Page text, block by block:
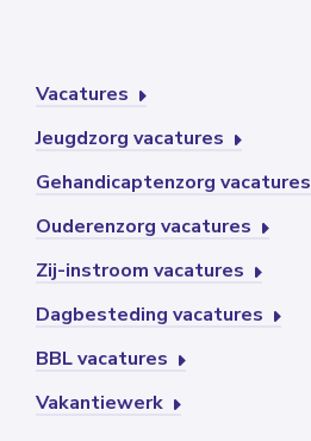
Vacatures
Jeugdzorg vacatures
Gehandicaptenzorg vacatures
Ouderenzorg vacatures
Zij-instroom vacatures
Dagbesteding vacatures
BBL vacatures
Vakantiewerk